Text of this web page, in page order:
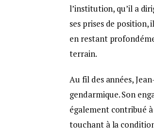
l’institution, qu’il a
ses prises de
en restant
terrain.
Au fil des années,
gendarmique. Son
également contribué
touchant à la